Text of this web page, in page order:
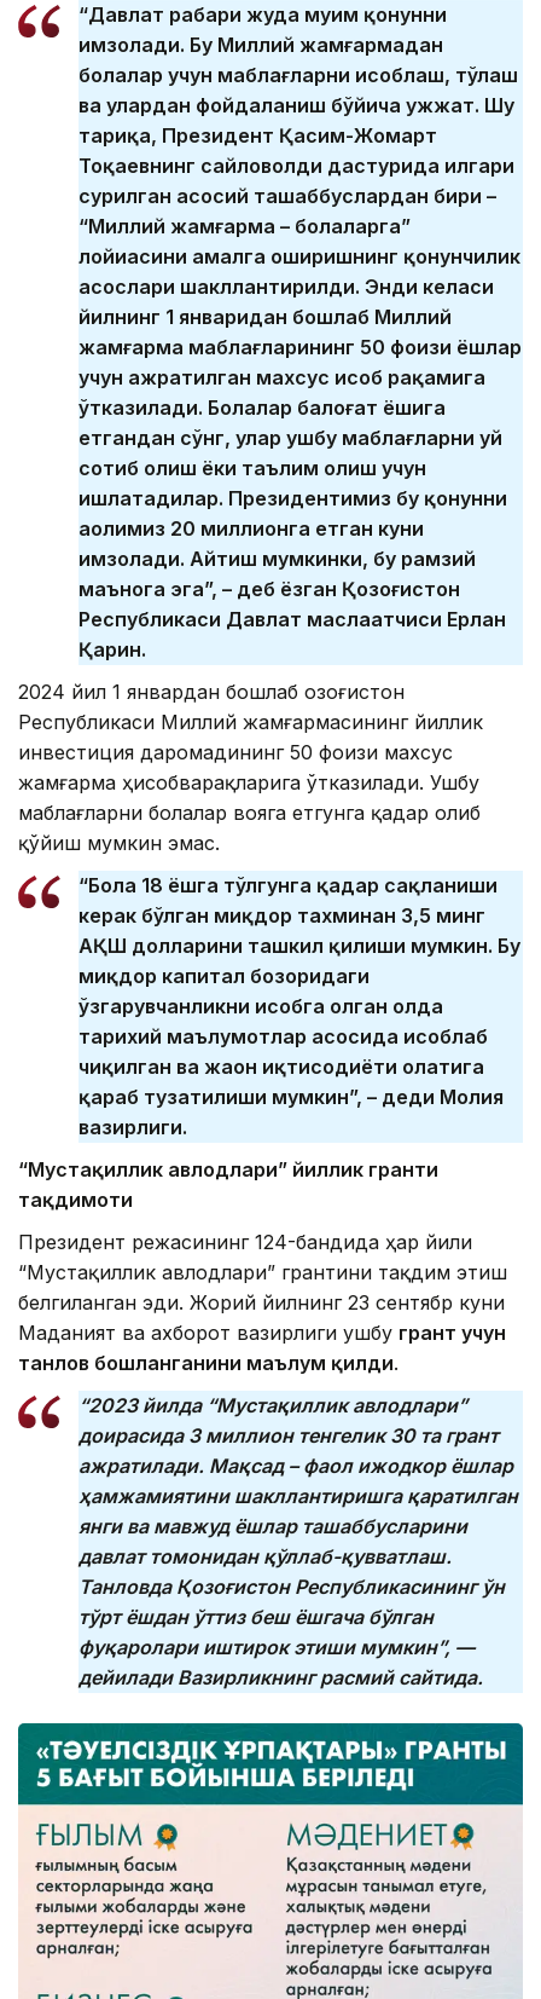
“Давлат раҳбари жуда муҳим қонунни
имзолади. Бу Миллий жамғармадан
болалар учун маблағларни ҳисоблаш, тўлаш
ва улардан фойдаланиш бўйича ҳужжат. Шу
тариқа, Президент Қасим-Жомарт
Тоқаевнинг сайловолди дастурида илгари
сурилган асосий ташаббуслардан бири –
“Миллий жамғарма – болаларга”
лойиҳасини амалга оширишнинг қонунчилик
асослари шакллантирилди. Энди келаси
йилнинг 1 январидан бошлаб Миллий
жамғарма маблағларининг 50 фоизи ёшлар
учун ажратилган махсус ҳисоб рақамига
ўтказилади. Болалар балоғат ёшига
етгандан сўнг, улар ушбу маблағларни уй
сотиб олиш ёки таълим олиш учун
ишлатадилар. Президентимиз бу қонунни
аҳолимиз 20 миллионга етган куни
имзолади. Айтиш мумкинки, бу рамзий
маънога эга”, – деб ёзган Қозоғистон
Республикаси Давлат маслаҳатчиси Ерлан
Қарин.
2024 йил 1 январдан бошлаб Қозоғистон
Республикаси Миллий жамғармасининг йиллик
инвестиция даромадининг 50 фоизи махсус
жамғарма ҳисобварақларига ўтказилади. Ушбу
маблағларни болалар вояга етгунга қадар олиб
қўйиш мумкин эмас.
“Бола 18 ёшга тўлгунга қадар сақланиши
керак бўлган миқдор тахминан 3,5 минг
АҚШ долларини ташкил қилиши мумкин. Бу
миқдор капитал бозоридаги
ўзгарувчанликни ҳисобга олган ҳолда
тарихий маълумотлар асосида ҳисоблаб
чиқилган ва жаҳон иқтисодиёти ҳолатига
қараб тузатилиши мумкин”, – деди Молия
вазирлиги.
“Мустақиллик авлодлари” йиллик гранти
тақдимоти
Президент режасининг 124-бандида ҳар йили
“Мустақиллик авлодлари” грантини тақдим этиш
белгиланган эди. Жорий йилнинг 23 сентябр куни
Маданият ва ахборот вазирлиги ушбу грант учун
танлов бошланганини маълум қилди.
“2023 йилда “Мустақиллик авлодлари”
доирасида 3 миллион тенгелик 30 та грант
ажратилади. Мақсад – фаол ижодкор ёшлар
ҳамжамиятини шакллантиришга қаратилган
янги ва мавжуд ёшлар ташаббусларини
давлат томонидан қўллаб-қувватлаш.
Танловда Қозоғистон Республикасининг ўн
тўрт ёшдан ўттиз беш ёшгача бўлган
фуқаролари иштирок этиши мумкин”, —
дейилади Вазирликнинг расмий сайтида.